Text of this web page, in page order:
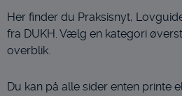
Her finder du Praksisnyt,
fra DUKH. Vælg en kategori
overblik.
Du kan på alle sider enten printe